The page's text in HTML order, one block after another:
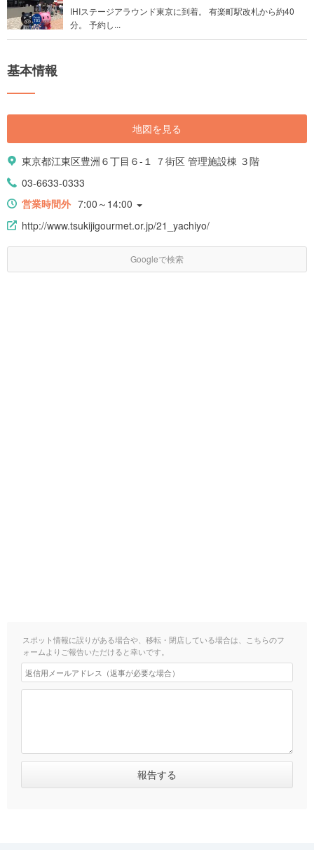
IHIステージアラウンド東京に到着。 有楽町駅改札から約40
分。 予約し...
基本情報
地図を見る
東京都江東区豊洲６丁目６-１ ７街区 管理施設棟 ３階
03-6633-0333
営業時間外 7:00～14:00
http://www.tsukijigourmet.or.jp/21_yachiyo/
Googleで検索
スポット情報に誤りがある場合や、移転・閉店している場合は、こちらのフ
ォームよりご報告いただけると幸いです。